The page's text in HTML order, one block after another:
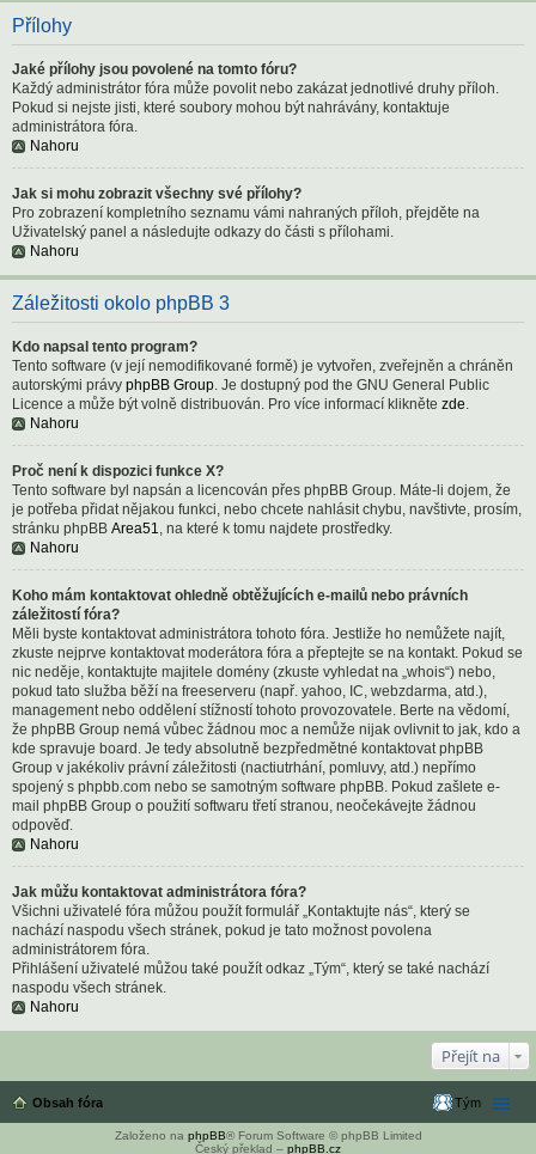
Přílohy
Jaké přílohy jsou povolené na tomto fóru?
Každý administrátor fóra může povolit nebo zakázat jednotlivé druhy příloh.
Pokud si nejste jisti, které soubory mohou být nahrávány, kontaktuje
administrátora fóra.
Nahoru
Jak si mohu zobrazit všechny své přílohy?
Pro zobrazení kompletního seznamu vámi nahraných příloh, přejděte na
Uživatelský panel a následujte odkazy do části s přílohami.
Nahoru
Záležitosti okolo phpBB 3
Kdo napsal tento program?
Tento software (v její nemodifikované formě) je vytvořen, zveřejněn a chráněn
autorskými právy phpBB Group. Je dostupný pod the GNU General Public
Licence a může být volně distribuován. Pro více informací klikněte zde.
Nahoru
Proč není k dispozici funkce X?
Tento software byl napsán a licencován přes phpBB Group. Máte-li dojem, že
je potřeba přidat nějakou funkci, nebo chcete nahlásit chybu, navštivte, prosím,
stránku phpBB Area51, na které k tomu najdete prostředky.
Nahoru
Koho mám kontaktovat ohledně obtěžujících e-mailů nebo právních
záležitostí fóra?
Měli byste kontaktovat administrátora tohoto fóra. Jestliže ho nemůžete najít,
zkuste nejprve kontaktovat moderátora fóra a přeptejte se na kontakt. Pokud se
nic neděje, kontaktujte majitele domény (zkuste vyhledat na „whois“) nebo,
pokud tato služba běží na freeserveru (např. yahoo, IC, webzdarma, atd.),
management nebo oddělení stížností tohoto provozovatele. Berte na vědomí,
že phpBB Group nemá vůbec žádnou moc a nemůže nijak ovlivnit to jak, kdo a
kde spravuje board. Je tedy absolutně bezpředmětné kontaktovat phpBB
Group v jakékoliv právní záležitosti (nactiutrhání, pomluvy, atd.) nepřímo
spojený s phpbb.com nebo se samotným software phpBB. Pokud zašlete e-
mail phpBB Group o použití softwaru třetí stranou, neočekávejte žádnou
odpověď.
Nahoru
Jak můžu kontaktovat administrátora fóra?
Všichni uživatelé fóra můžou použít formulář „Kontaktujte nás“, který se
nachází naspodu všech stránek, pokud je tato možnost povolena
administrátorem fóra.
Přihlášení uživatelé můžou také použít odkaz „Tým“, který se také nachází
naspodu všech stránek.
Nahoru
Přejít na
Obsah fóra Tým
Založeno na phpBB® Forum Software © phpBB Limited
Český překlad – phpBB.cz